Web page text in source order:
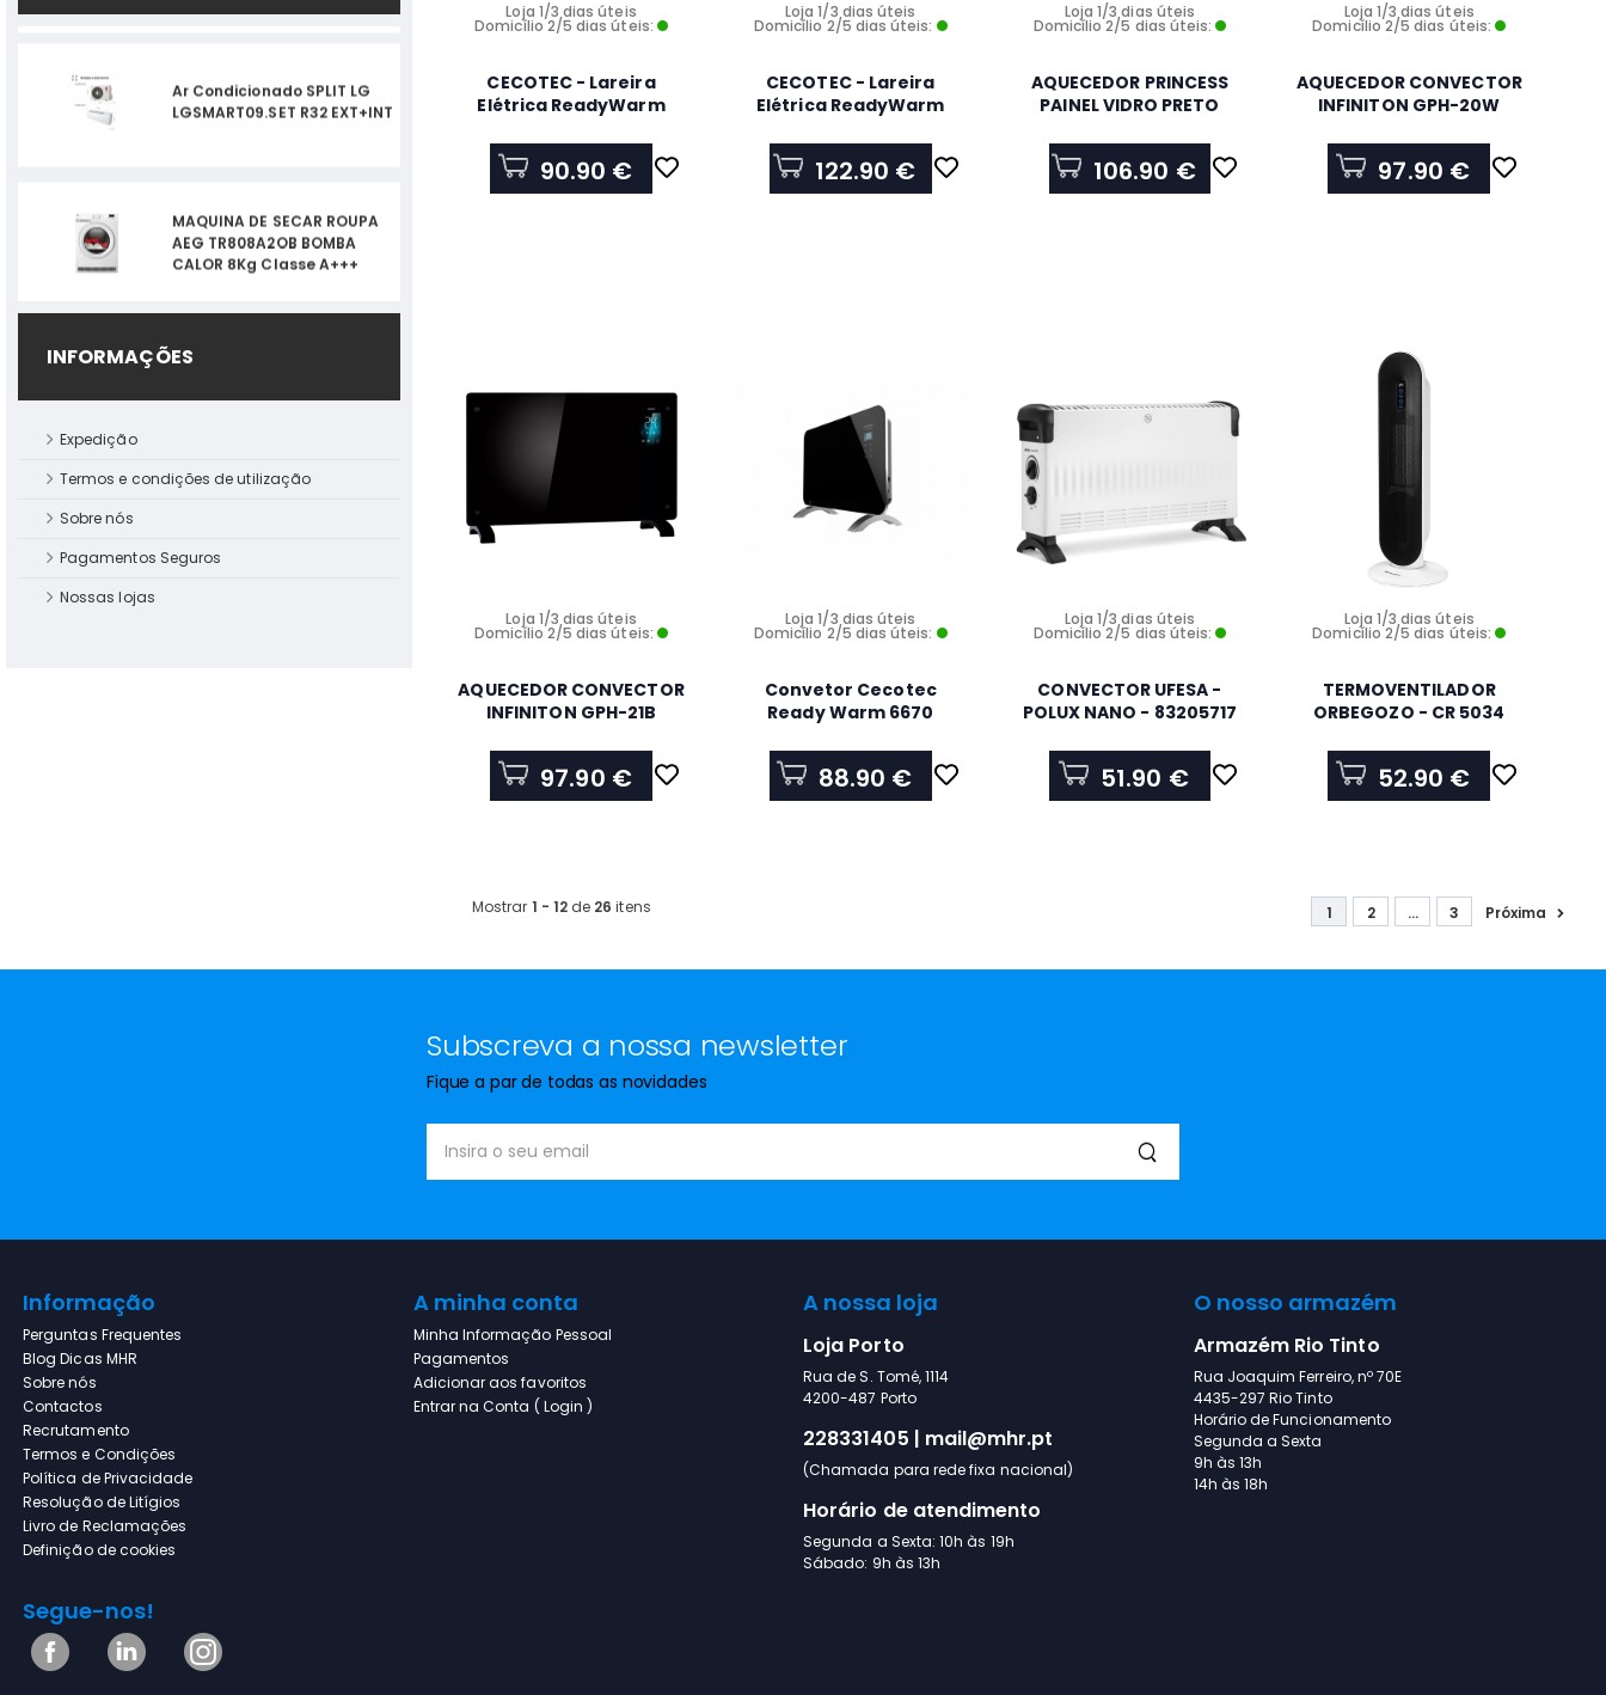
MAQUINA DE SECAR ROUPA
AEG TR808A2OB BOMBA
Termoacumulador Teka
EWH 80 VE-D Vertical 80L
79.1x45x45 Classe B
Microondas Encast. Beko
TEKA - Exaustor CNL 6415
Máquina Lavar Roupa Beko
1400RPM Classe A
TEKA ML820FIBK 20LT
INFORMAÇÕES
Expedição
Termos e condições de utilização
Sobre nós
Pagamentos Seguros
Nossas lojas
Loja 1/3 dias úteis
Domicílio 2/5 dias úteis:
CECOTEC - Lareira
Elétrica ReadyWarm
5366
90.90 €
Loja 1/3 dias úteis
Domicílio 2/5 dias úteis:
CECOTEC - Lareira
Elétrica ReadyWarm
Connected 5814
122.90 €
Loja 1/3 dias úteis
Domicílio 2/5 dias úteis:
AQUECEDOR PRINCESS
PAINEL VIDRO PRETO
106.90 €
Loja 1/3 dias úteis
Domicílio 2/5 dias úteis:
AQUECEDOR CONVECTOR
INFINITON GPH-20W
97.90 €
Loja 1/3 dias úteis
Domicílio 2/5 dias úteis:
AQUECEDOR CONVECTOR
INFINITON GPH-21B
97.90 €
Loja 1/3 dias úteis
Domicílio 2/5 dias úteis:
Convetor Cecotec
Ready Warm 6670
88.90 €
Loja 1/3 dias úteis
Domicílio 2/5 dias úteis:
CONVECTOR UFESA -
POLUX NANO - 83205717
51.90 €
Loja 1/3 dias úteis
Domicílio 2/5 dias úteis:
TERMOVENTILADOR
ORBEGOZO - CR 5034
52.90 €
Mostrar 1 - 12de 26 itens 1 2 ... 3 Próxima
Subscreva a nossa newsletter
Fique a par de todas as novidades
Informação
Perguntas Frequentes
Blog Dicas MHR
Sobre nós
Contactos
Recrutamento
Termos e Condições
Política de Privacidade
Resolução de Litígios
Livro de Reclamações
Definição de cookies
A minha conta
Minha Informação Pessoal
Pagamentos
Adicionar aos favoritos
Entrar na Conta ( Login )
A nossa loja
Loja Porto
Rua de S. Tomé, 1114
4200-487 Porto
228331405 | mail@mhr.pt
(Chamada para rede fixa nacional)
Horário de atendimento
Segunda a Sexta: 10h às 19h
Sábado: 9h às 13h
O nosso armazém
Armazém Rio Tinto
Rua Joaquim Ferreiro, nº 70E
4435-297 Rio Tinto
Horário de Funcionamento
Segunda a Sexta
9h às 13h
14h às 18h
Segue-nos!